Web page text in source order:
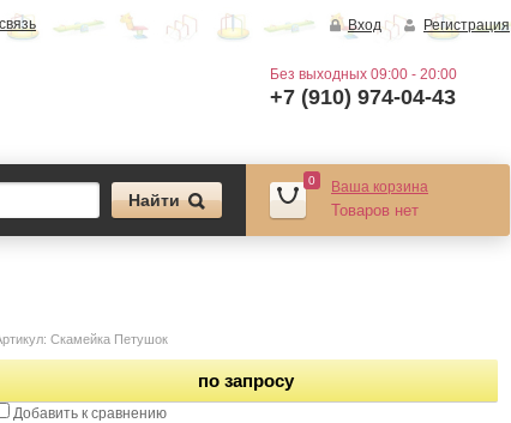
Вход Регистрация
Без выходных 09:00 - 20:00
+7 (910) 974-04-43
0 Ваша корзина
Товаров нет
Скамейка Петушок
по запросу
Добавить к сравнению